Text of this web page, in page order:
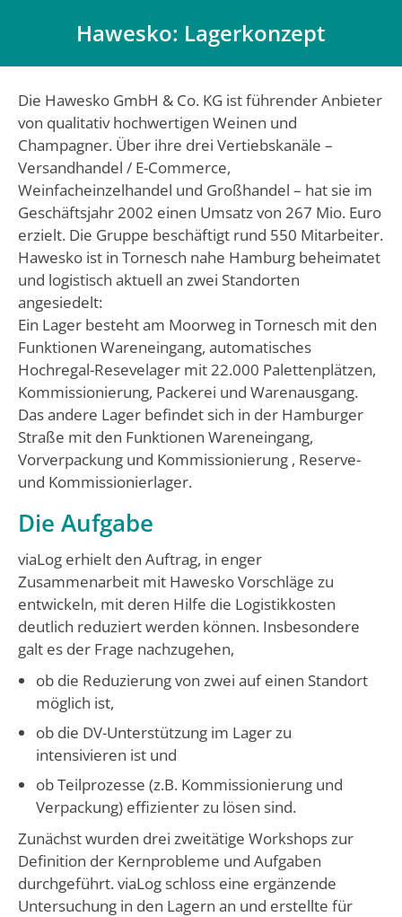
Hawesko: Lagerkonzept
Die Hawesko GmbH & Co. KG ist führender Anbieter
von qualitativ hochwertigen Weinen und
Champagner. Über ihre drei Vertiebskanäle –
Versandhandel / E-Commerce,
Weinfacheinzelhandel und Großhandel – hat sie im
Geschäftsjahr 2002 einen Umsatz von 267 Mio. Euro
erzielt. Die Gruppe beschäftigt rund 550 Mitarbeiter.
Hawesko ist in Tornesch nahe Hamburg beheimatet
und logistisch aktuell an zwei Standorten
angesiedelt:
Ein Lager besteht am Moorweg in Tornesch mit den
Funktionen Wareneingang, automatisches
Hochregal-Resevelager mit 22.000 Palettenplätzen,
Kommissionierung, Packerei und Warenausgang.
Das andere Lager befindet sich in der Hamburger
Straße mit den Funktionen Wareneingang,
Vorverpackung und Kommissionierung , Reserve-
und Kommissionierlager.
Die Aufgabe
viaLog erhielt den Auftrag, in enger
Zusammenarbeit mit Hawesko Vorschläge zu
entwickeln, mit deren Hilfe die Logistikkosten
deutlich reduziert werden können. Insbesondere
galt es der Frage nachzugehen,
ob die Reduzierung von zwei auf einen Standort
möglich ist,
ob die DV-Unterstützung im Lager zu
intensivieren ist und
ob Teilprozesse (z.B. Kommissionierung und
Verpackung) effizienter zu lösen sind.
Zunächst wurden drei zweitätige Workshops zur
Definition der Kernprobleme und Aufgaben
durchgeführt. viaLog schloss eine ergänzende
Untersuchung in den Lagern an und erstellte für